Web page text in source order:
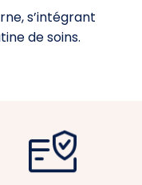
s’intégrant
de soins.